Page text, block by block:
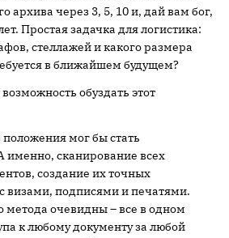
архива через 3, 5, 10 и, дай вам бог,
Простая задачка для логистика:
стеллажей и какого размера
в ближайшем будущем?
обуздать этот
мог бы стать
именно, сканирование всех
создание их точных
визами, подписями и печатями.
метода очевидны – все в одном
к любому документу за любой